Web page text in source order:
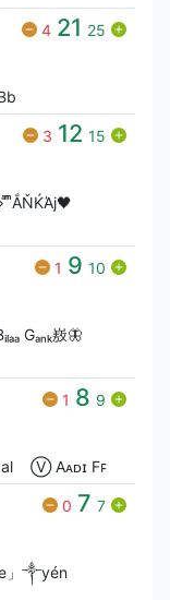
4 21 25
b
3 12 15
ͫͫẮŇЌΆj🖤
1 9 10
Gₐₙₖ㟼🦋
1 8 9
Ⓥ︎ Aᴀᴅɪ Fꜰ
0 7 7
」༒yén